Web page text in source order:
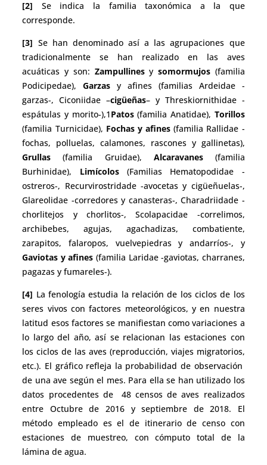
[2] Se indica la familia taxonómica a la que
corresponde.
[3] Se han denominado así a las agrupaciones que
tradicionalmente se han realizado en las aves
acuáticas y son: Zampullinesy somormujos(familia
Podicipedae),Garzas y afines (familias Ardeidae -
garzas-, Ciconiidae –cigüeñas– y Threskiornithidae -
espátulas y morito-),1Patos(familia Anatidae), Torillos
(familia Turnicidae), Fochas y afines (familia Rallidae -
fochas, polluelas, calamones, rascones y gallinetas),
Grullas (familia Gruidae), Alcaravanes(familia
Burhinidae), Limícolos(Familias Hematopodidae -
ostreros-, Recurvirostridade -avocetas y cigüeñuelas-,
Glareolidae -corredores y canasteras-, Charadriidade -
chorlitejos y chorlitos-, Scolapacidae -correlimos,
archibebes, agujas, agachadizas, combatiente,
zarapitos, falaropos, vuelvepiedras y andarríos-, y
Gaviotas y afines (familia Laridae -gaviotas, charranes,
pagazas y fumareles-).
[4] La fenología estudia la relación de los ciclos de los
seres vivos con factores meteorológicos, y en nuestra
latitud esos factores se manifiestan como variaciones a
lo largo del año, así se relacionan las estaciones con
los ciclos de las aves (reproducción, viajes migratorios,
etc.). El gráfico refleja la probabilidad de observación
de una ave según el mes. Para ella se han utilizado los
datos procedentes de 48 censos de aves realizados
entre Octubre de 2016 y septiembre de 2018. El
método empleado es el de itinerario de censo con
estaciones de muestreo, con cómputo total de la
lámina de agua.